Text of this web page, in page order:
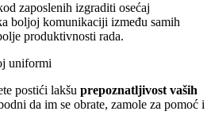
zaposlenih izgraditi osećaj
boljoj komunikaciji između samih
produktivnosti rada.
postići lakšu prepoznatljivost vaših
da im se obrate, zamole za pomoć i